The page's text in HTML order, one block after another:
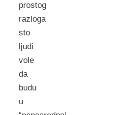
prostog
razloga
sto
ljudi
vole
da
budu
u